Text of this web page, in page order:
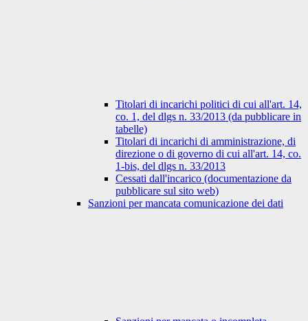
Titolari di incarichi politici di cui all'art. 14,
co. 1, del dlgs n. 33/2013 (da pubblicare in
tabelle)
Titolari di incarichi di amministrazione, di
direzione o di governo di cui all'art. 14, co.
1-bis, del dlgs n. 33/2013
Cessati dall'incarico (documentazione da
pubblicare sul sito web)
Sanzioni per mancata comunicazione dei dati